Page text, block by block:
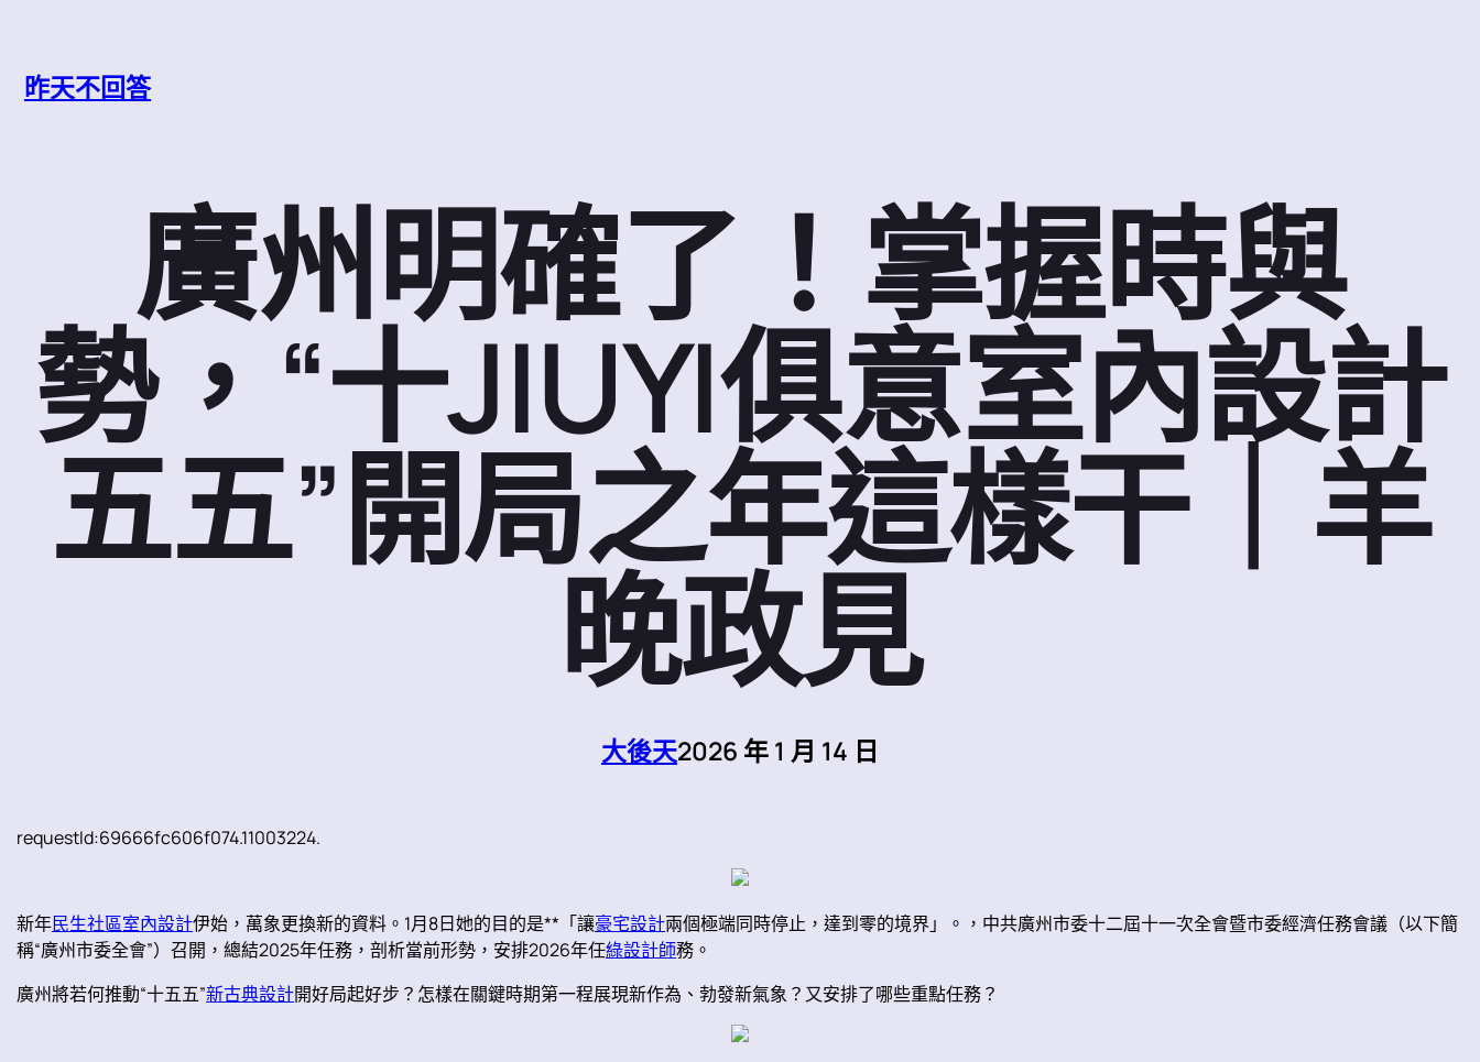
要昨天不回答
廣州明確了！掌握時與
勢，“十JIUYI俱意室內設計
五五”開局之年這樣干｜羊
晚政見
大後天2026 年 1 月 14 日
requestId:69666fc606f074.11003224.
新年民生社區室內設計伊始，萬象更換新的資料。1月8日她的目的是**「讓豪宅設計兩個極端同時停止，達到零的境界」。，中共廣州市委十二屆十一次全會暨市委經濟任務會議（以下簡
稱“廣州市委全會”）召開，總結2025年任務，剖析當前形勢，安排2026年任綠設計師務。
廣州將若何推動“十五五”新古典設計開好局起好步？怎樣在關鍵時期第一程展現新作為、勃發新氣象？又安排了哪些重點任務？